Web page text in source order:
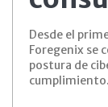
Desde el
Foregenix se
postura de
cumplimiento.